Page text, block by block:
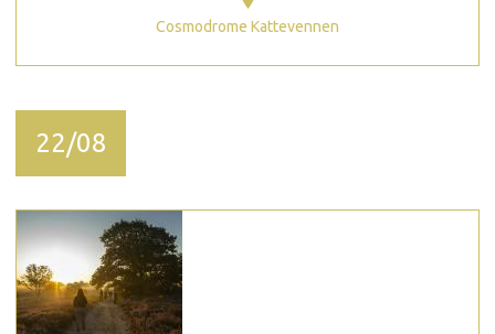
Cosmodrome Kattevennen
22/08